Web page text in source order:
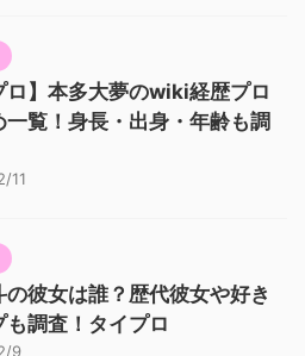
ロ】本多大夢のwiki経歴プロ
一覧！身長・出身・年齢も調
11
の彼女は誰？歴代彼女や好き
も調査！タイプロ
9